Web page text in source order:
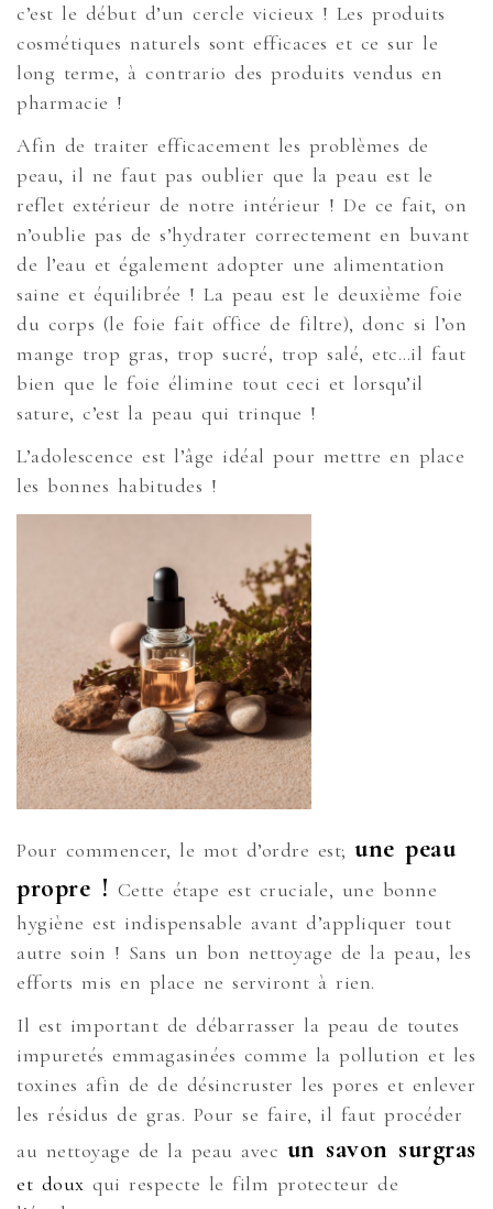
c’est le début d’un cercle vicieux ! Les produits
cosmétiques naturels sont efficaces et ce sur le
long terme, à contrario des produits vendus en
pharmacie !
Afin de traiter efficacement les problèmes de
peau, il ne faut pas oublier que la peau est le
reflet extérieur de notre intérieur ! De ce fait, on
n’oublie pas de s’hydrater correctement en buvant
de l’eau et également adopter une alimentation
saine et équilibrée ! La peau est le deuxième foie
du corps (le foie fait office de filtre), donc si l’on
mange trop gras, trop sucré, trop salé, etc…il faut
bien que le foie élimine tout ceci et lorsqu’il
sature, c’est la peau qui trinque !
L’adolescence est l’âge idéal pour mettre en place
les bonnes habitudes !
Pour commencer, le mot d’ordre est; une peau
propre ! Cette étape est cruciale, une bonne
hygiène est indispensable avant d’appliquer tout
autre soin ! Sans un bon nettoyage de la peau, les
efforts mis en place ne serviront à rien.
Il est important de débarrasser la peau de toutes
impuretés emmagasinées comme la pollution et les
toxines afin de de désincruster les pores et enlever
les résidus de gras. Pour se faire, il faut procéder
au nettoyage de la peau avec un savon surgras
et doux qui respecte le film protecteur de